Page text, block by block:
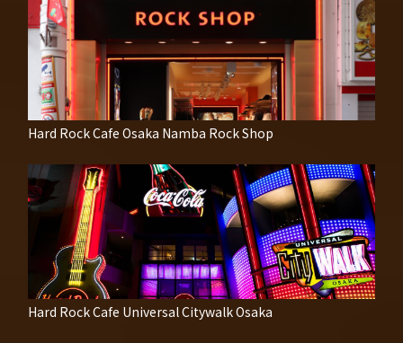
Hard Rock Cafe Osaka Namba Rock Shop
Hard Rock Cafe Universal Citywalk Osaka